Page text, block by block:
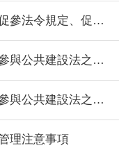
命週期作業手冊及投資契約約定辦理
法之重大公共建設範圍」
訂定及認定原則」第4點附件（分工表）
理注意事項